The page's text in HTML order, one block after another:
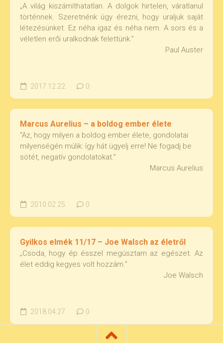
„A világ kiszámíthatatlan. A dolgok hirtelen, váratlanul
történnek. Szeretnénk úgy érezni, hogy uraljuk saját
létezésünket. Ez néha igaz és néha nem. A sors és a
véletlen erői uralkodnak felettünk.”
Paul Auster
2017.12.22. 0
Marcus Aurelius – a boldog ember élete
“Az, hogy milyen a boldog ember élete, gondolatai
milyenségén múlik: így hát ügyelj erre! Ne fogadj be
sötét, negatív gondolatokat.”
Marcus Aurelius
2010.02.25. 0
Gyilkos elmék 11/17 – Joe Walsch az életről
„Csoda, hogy ép ésszel megúsztam az egészet. Az
élet eddig kegyes volt hozzám.”
Joe Walsch
2018.04.27. 0